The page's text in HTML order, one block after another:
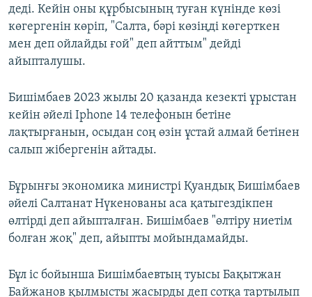
деді. Кейін оны құрбысының туған күнінде көзі
көгергенін көріп, "Салта, бәрі көзіңді көгерткен
мен деп ойлайды ғой" деп айттым" дейді
айыпталушы.
Бишімбаев 2023 жылы 20 қазанда кезекті ұрыстан
кейін әйелі Iphone 14 телефонын бетіне
лақтырғанын, осыдан соң өзін ұстай алмай бетінен
салып жібергенін айтады.
Бұрынғы экономика министрі Қуандық Бишімбаев
әйелі Салтанат Нүкенованы аса қатыгездікпен
өлтірді деп айыпталған. Бишімбаев "өлтіру ниетім
болған жоқ" деп, айыпты мойындамайды.
Бұл іс бойынша Бишімбаевтың туысы Бақытжан
Байжанов қылмысты жасырды деп сотқа тартылып